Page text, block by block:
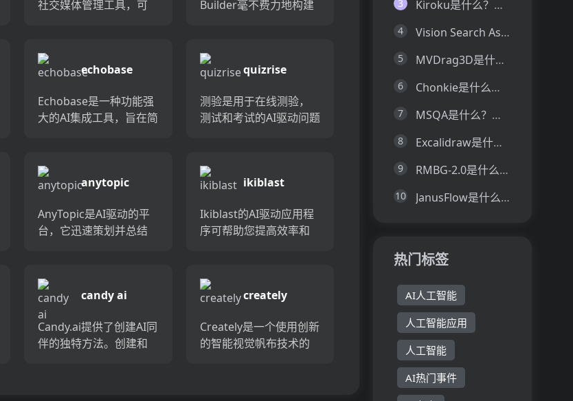
社交媒体管理工具，可
Facebook，Twitter，
Instagram和LinkedIn...
Builder毫不费力地构建
人员和非技术用户，此
功能强大的工具允许使
echobase
Echobase是一种功能强
大的AI集成工具，旨在简
它的AI模型使企业能够快
速回答问题，创建内容
quizrise
测验是用于在线测验，
测试和考试的AI驱动问题
创建问题，从而节省时
间和精力。使用测验，
测试和...
anytopic
AnyTopic是AI驱动的平
台，它迅速策划并总结
的知识的个性化新闻提
要，并每周与免费的AI生
成新闻通讯保持最新...
ikiblast
Ikiblast的AI驱动应用程
序可帮助您提高效率和
间在与Ikiblast重要的事
情上，并提高生产率，
candy ai
Candy.ai提供了创建AI同
伴的独特方法。创建和
creately
Creately是一个使用创新
的智能视觉帆布技术的
3 Kiroku是什么？一文让你看懂Kiroku的技术原理、主要功能、应用场景
4 Vision Search Assistant是什么？一文让你看懂Vision Search Assistant的技术原理、主要功能、应用场景
5 MVDrag3D是什么？一文让你看懂MVDrag3D的技术原理、主要功能、应用场景
6 Chonkie是什么？一文让你看懂Chonkie的技术原理、主要功能、应用场景
7 MSQA是什么？一文让你看懂MSQA的技术原理、主要功能、应用场景
8 Excalidraw是什么？一文让你看懂Excalidraw的技术原理、主要功能、应用场景
9 RMBG-2.0是什么？一文让你看懂RMBG-2.0的技术原理、主要功能、应用场景
10 JanusFlow是什么？一文让你看懂JanusFlow的技术原理、主要功能、应用场景
热门标签
AI人工智能
人工智能应用
人工智能
AI热门事件